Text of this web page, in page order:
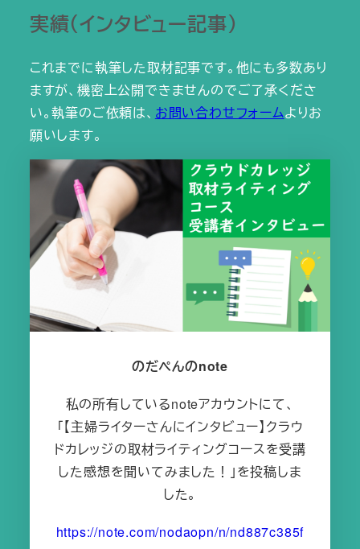
実績（インタビュー記事）
これまでに執筆した取材記事です。他にも多数あり
ますが、機密上公開できませんのでご了承くださ
い。執筆のご依頼は、 お問い合わせフォームよりお
願いします。
のだぺんのnote
私の所有しているnoteアカウントにて、
「【主婦ライターさんにインタビュー】クラウ
ドカレッジの取材ライティングコースを受講
した感想を聞いてみました！」を投稿しま
した。
https://note.com/nodaopn/n/nd887c385f